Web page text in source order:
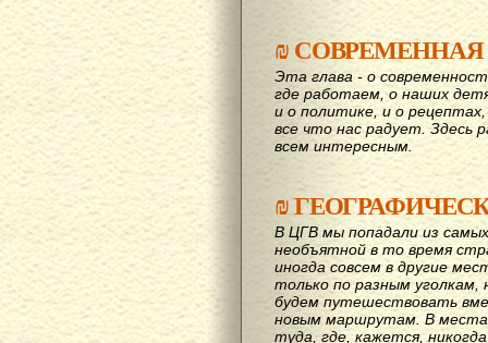
₪СОВРЕМЕННАЯ
Эта глава - о
где работаем, о наших
и о политике, и о
все что нас радует. Здесь
всем интересным.
₪
В ЦГВ мы попадали из
необъятной в то время
иногда совсем в другие
только по разным
будем путешествовать
новым маршрутам. В
туда, где, кажется,